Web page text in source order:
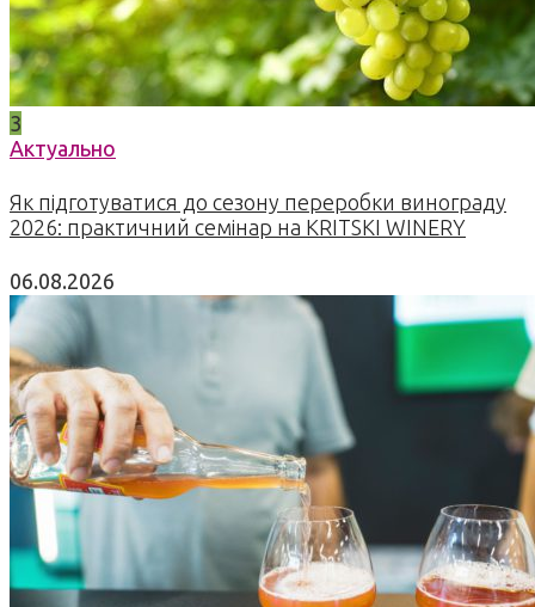
3
Актуально
Як підготуватися до сезону переробки винограду
2026: практичний семінар на KRITSKI WINERY
06.08.2026